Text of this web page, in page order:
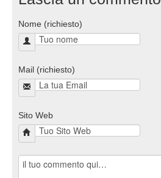
Nome (richiesto)
Mail (richiesto)
Sito Web